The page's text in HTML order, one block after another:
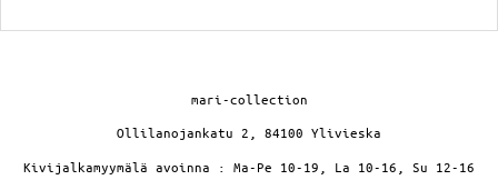
mari-collection
Ollilanojankatu 2, 84100 Ylivieska
Kivijalkamyymälä avoinna : Ma-Pe 10-19, La 10-16, Su 12-16